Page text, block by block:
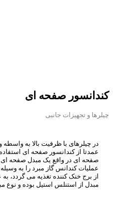
کندانسور صفحه ای
چیلرها و تجهیزات جانبی
در چیلرهای با ظرفیت بالا به واسطه
عمدتا از کندانسور صفحه ای
صفحه ای در واقع یک مبدل صفحه ای
عملیات کندانس گاز مبرد را به
از برج خنک کننده تغذیه می گردد،
مبدل از استنلس استیل بوده و نوع